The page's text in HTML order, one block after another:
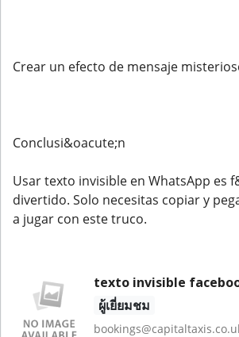
Crear un efecto de mensaje
Conclusi&oacute;n
Usar texto invisible en WhatsApp es
divertido. Solo necesitas copiar y
a jugar con este truco.
texto invisible
ผู้เยี่ยมชม